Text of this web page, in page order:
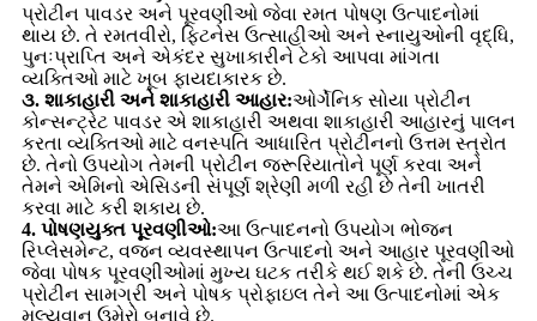
પ્રોટીન પાવડર અને પૂરવણીઓ જેવા રમત પોષણ ઉત્પાદનોમાં
થાય છે. તે રમતવીરો, ફિટનેસ ઉત્સાહીઓ અને સ્નાયુઓની વૃદ્ધિ,
પુનઃપ્રાપ્તિ અને એકંદર સુખાકારીને ટેકો આપવા માંગતા
વ્યક્તિઓ માટે ખૂબ ફાયદાકારક છે.
૩. શાકાહારી અને શાકાહારી આહાર:ઓર્ગેનિક સોયા પ્રોટીન
કોન્સન્ટ્રેટ પાવડર એ શાકાહારી અથવા શાકાહારી આહારનું પાલન
કરતા વ્યક્તિઓ માટે વનસ્પતિ આધારિત પ્રોટીનનો ઉત્તમ સ્ત્રોત
છે. તેનો ઉપયોગ તેમની પ્રોટીન જરૂરિયાતોને પૂર્ણ કરવા અને
તેમને એમિનો એસિડની સંપૂર્ણ શ્રેણી મળી રહી છે તેની ખાતરી
કરવા માટે કરી શકાય છે.
4. પોષણયુક્ત પૂરવણીઓ:આ ઉત્પાદનનો ઉપયોગ ભોજન
રિપ્લેસમેન્ટ, વજન વ્યવસ્થાપન ઉત્પાદનો અને આહાર પૂરવણીઓ
જેવા પોષક પૂરવણીઓમાં મુખ્ય ઘટક તરીકે થઈ શકે છે. તેની ઉચ્ચ
પ્રોટીન સામગ્રી અને પોષક પ્રોફાઇલ તેને આ ઉત્પાદનોમાં એક
મૂલ્યવાન ઉમેરો બનાવે છે.